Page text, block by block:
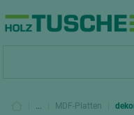
... MDF-Platten